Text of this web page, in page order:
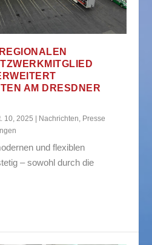
AM DRESDNER
10, 2025 | Nachrichten Presse
und flexiblen
– sowohl durch die